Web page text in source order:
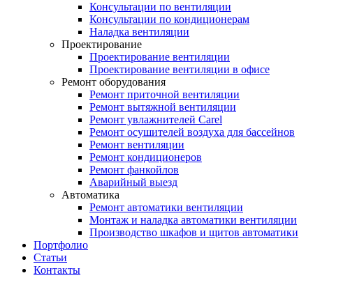
Консультации по вентиляции
Консультации по кондиционерам
Наладка вентиляции
Проектирование
Проектирование вентиляции
Проектирование вентиляции в офисе
Ремонт оборудования
Ремонт приточной вентиляции
Ремонт вытяжной вентиляции
Ремонт увлажнителей Carel
Ремонт осушителей воздуха для бассейнов
Ремонт вентиляции
Ремонт кондиционеров
Ремонт фанкойлов
Аварийный выезд
Автоматика
Ремонт автоматики вентиляции
Монтаж и наладка автоматики вентиляции
Производство шкафов и щитов автоматики
Портфолио
Статьи
Контакты